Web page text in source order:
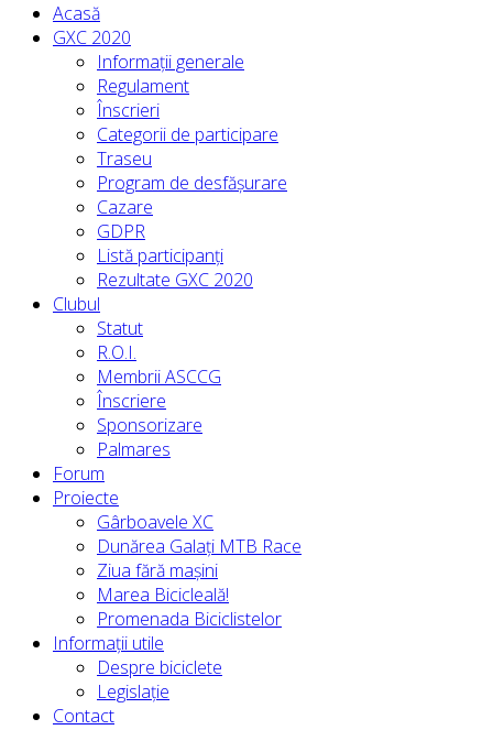
Acasă
GXC 2020
Informații generale
Regulament
Înscrieri
Categorii de participare
Traseu
Program de desfășurare
Cazare
GDPR
Listă participanți
Rezultate GXC 2020
Clubul
Statut
R.O.I.
Membrii ASCCG
Înscriere
Sponsorizare
Palmares
Forum
Proiecte
Gârboavele XC
Dunărea Galați MTB Race
Ziua fără mașini
Marea Bicicleală!
Promenada Biciclistelor
Informații utile
Despre biciclete
Legislație
Contact